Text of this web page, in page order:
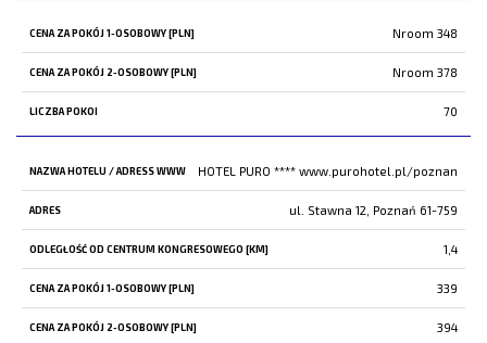
Nroom 348
Nroom 378
70
HOTEL PURO ****www.purohotel.pl/poznan
ul. Stawna 12, Poznań 61-759
1,4
339
394